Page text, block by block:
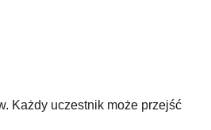
Każdy uczestnik może przejść